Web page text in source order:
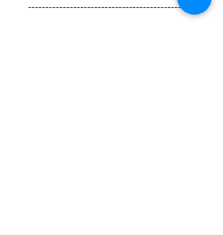
--------------------------------------------